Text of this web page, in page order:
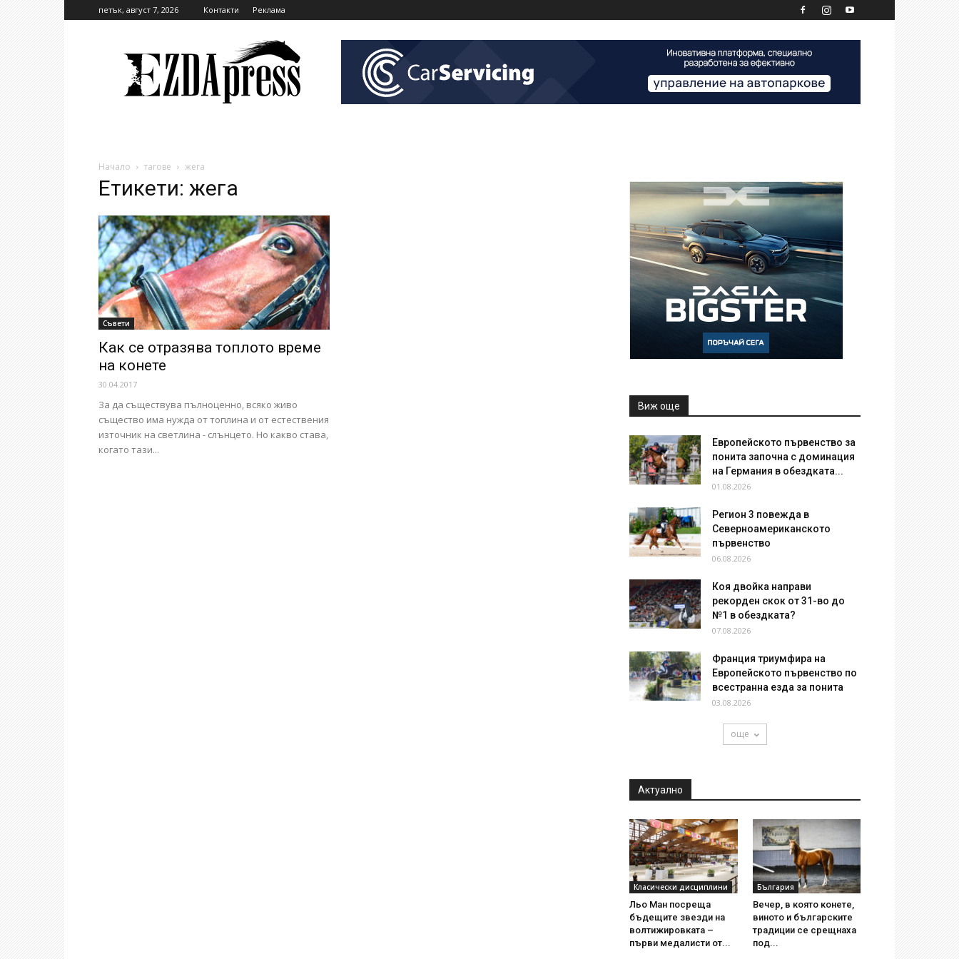
петък, август 7, 2026 Контакти Реклама
Начало тагове жега
Етикети: жега
Съвети
Как се отразява топлото време
на конете
30.04.2017
За да съществува пълноценно, всяко живо
същество има нужда от топлина и от естествения
източник на светлина - слънцето. Но какво става,
когато тази...
Виж още
Европейското първенство за
понита започна с доминация
на Германия в обездката...
01.08.2026
Регион 3 повежда в
Северноамериканското
първенство
06.08.2026
Коя двойка направи
рекорден скок от 31-во до
№1 в обездката?
07.08.2026
Франция триумфира на
Европейското първенство по
всестранна езда за понита
03.08.2026
още
Актуално
Класически дисциплини
Льо Ман посреща
бъдещите звезди на
волтижировката –
първи медалисти от...
България
Вечер, в която конете,
виното и българските
традиции се срещнаха
под...